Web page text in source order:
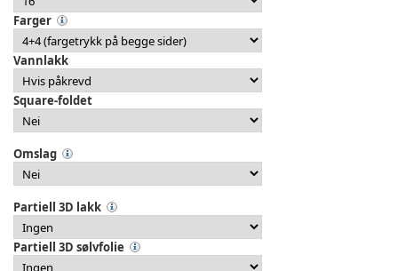
Farger
Vannlakk
Square-foldet
Omslag
Partiell 3D lakk
Partiell 3D sølvfolie